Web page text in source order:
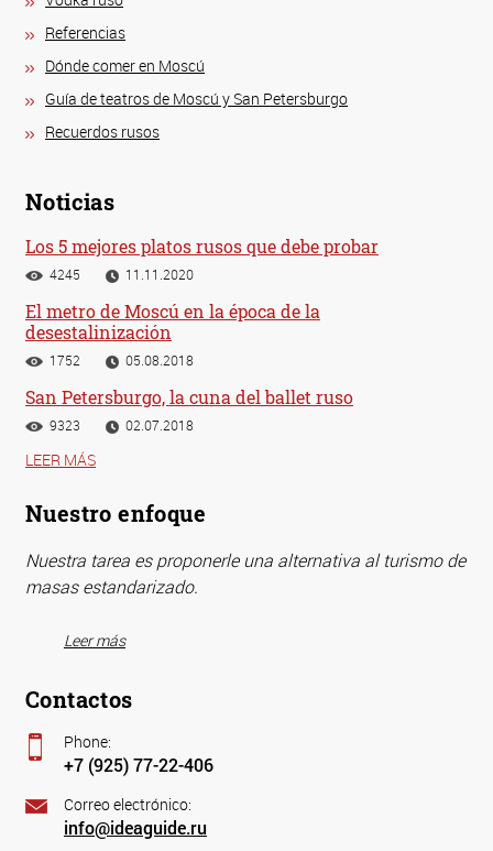
Referencias
Dónde comer en Moscú
Guía de teatros de Moscú y San Petersburgo
Recuerdos rusos
Noticias
Los 5 mejores platos rusos que debe probar
4245 11.11.2020
El metro de Moscú en la época de la
desestalinización
1752 05.08.2018
San Petersburgo, la cuna del ballet ruso
9323 02.07.2018
LEER MÁS
Nuestro enfoque
Nuestra tarea es proponerle una alternativa al turismo de
masas estandarizado.
Leer más
Contactos
Phone:
+7 (925) 77-22-406
Correo electrónico:
info@ideaguide.ru